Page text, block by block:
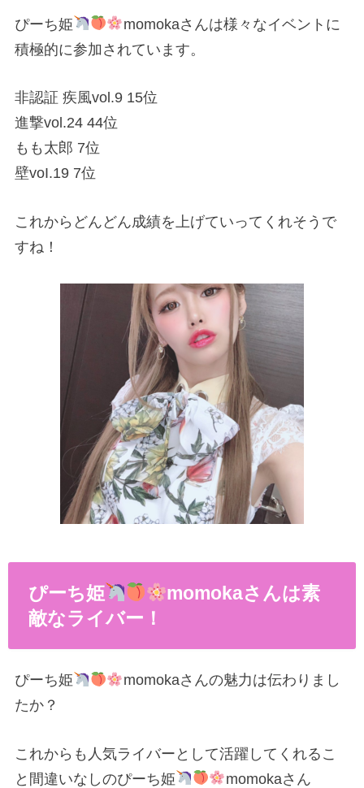
ぴーち姫
momokaさんは様々なイベントに
積極的に参加されています。
非認証 疾風vol.9 15位
進撃vol.24 44位
もも太郎 7位
壁voI.19 7位
これからどんどん成績を上げていってくれそうで
すね！
ぴーち姫
momokaさんは素
敵なライバー！
ぴーち姫
momokaさんの魅力は伝わりまし
たか？
これからも人気ライバーとして活躍してくれるこ
と間違いなしのぴーち姫
momokaさん